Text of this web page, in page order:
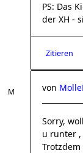
PS: Das
der XH -
Zitieren
von
Sorry,
u runter ,